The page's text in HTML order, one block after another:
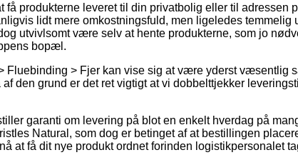
få produkterne leveret til din privatbolig eller til adressen
lidt mere omkostningsfuld, men ligeledes temmelig
utvivlsomt være selv at hente produkterne, som jo
bopæl.
Fluebinding > Fjer kan vise sig at være yderst væsentlig
den grund er det ret vigtigt at vi dobbelttjekker
garanti om levering på blot en enkelt hverdag på
Natural, som dog er betinget af at bestillingen
at få dit nye produkt ordnet forinden logistikpersonalet